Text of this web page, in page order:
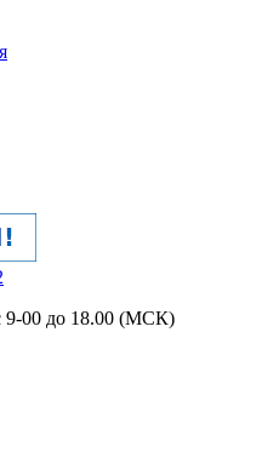
00 до 18.00 (МСК)